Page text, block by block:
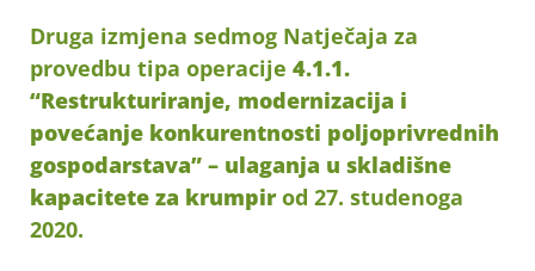
Druga izmjena sedmog Natječaja za
provedbu tipa operacije 4.1.1.
“Restrukturiranje, modernizacija i
povećanje konkurentnosti poljoprivrednih
gospodarstava” – ulaganja u skladišne
kapacitete za krumpirod 27. studenoga
2020.